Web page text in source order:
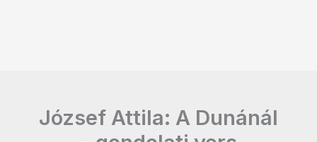
József Attila: A Dunánál